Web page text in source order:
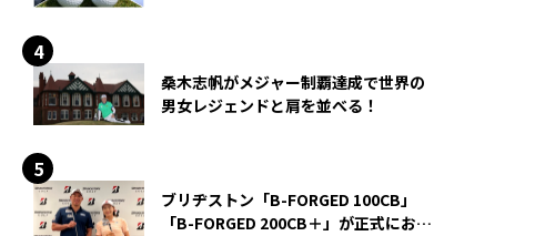
桑木志帆がメジャー制覇達成で世界の
男女レジェンドと肩を並べる！
ブリヂストン「B-FORGED 100CB」
「B-FORGED 200CB＋」が正式にお披